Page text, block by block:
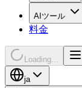
AIツール
料金
Loading...
ja